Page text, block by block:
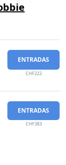
ENTRADAS
CHF222
ENTRADAS
CHF383